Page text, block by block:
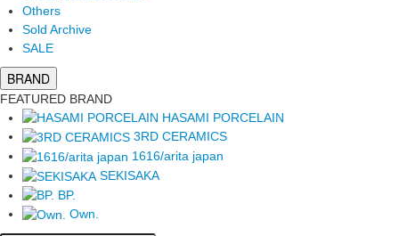
Others
Sold Archive
SALE
BRAND
FEATURED BRAND
HASAMI PORCELAIN
3RD CERAMICS
1616/arita japan
SEKISAKA
BP.
Own.